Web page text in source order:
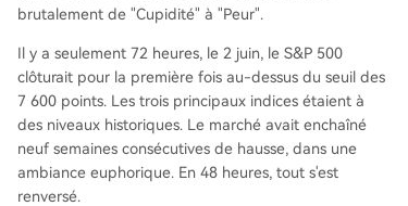
brutalement de "Cupidité" à "Peur".
Il y a seulement 72 heures, le 2 juin, le S&P 500
clôturait pour la première fois au-dessus du seuil des
7 600 points. Les trois principaux indices étaient à
des niveaux historiques. Le marché avait enchaîné
neuf semaines consécutives de hausse, dans une
ambiance euphorique. En 48 heures, tout s'est
renversé.